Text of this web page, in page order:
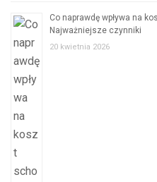
Co naprawdę wpływa na
Najważniejsze czynniki
20 kwietnia 2026